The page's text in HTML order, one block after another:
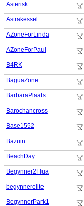
Asterisk
Astrakessel
AZoneForLinda
AZoneForPaul
B4RK
BaguaZone
BarbaraPlaats
Barochancross
Base1552
Bazuin
BeachDay
Begynner2Flua
begynnerelite
BegynnerPark1